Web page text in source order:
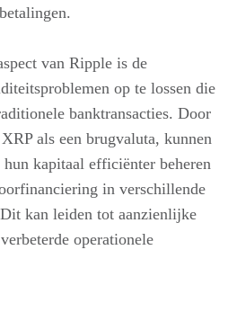
van Ripple is de
op te lossen die
banktransacties. Door
als een brugvaluta, kunnen
kapitaal efficiënter beheren
in verschillende
kan leiden tot aanzienlijke
operationele